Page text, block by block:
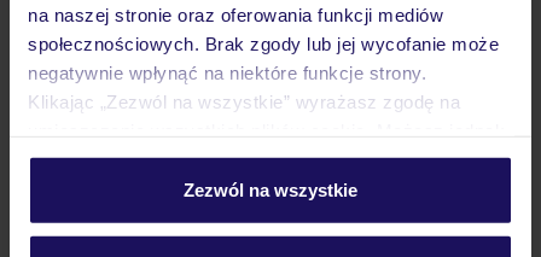
na naszej stronie oraz oferowania funkcji mediów
społecznościowych. Brak zgody lub jej wycofanie może
negatywnie wpłynąć na niektóre funkcje strony.
Klikając „Zezwól na wszystkie” wyrażasz zgodę na
personalizować swój wybór wchodząc w zakładkę
Szczegółowe informacje o plikach cookie znajdziesz
Zezwól na wszystkie
Wyżywienie
Atrakcje
Ważne informacje